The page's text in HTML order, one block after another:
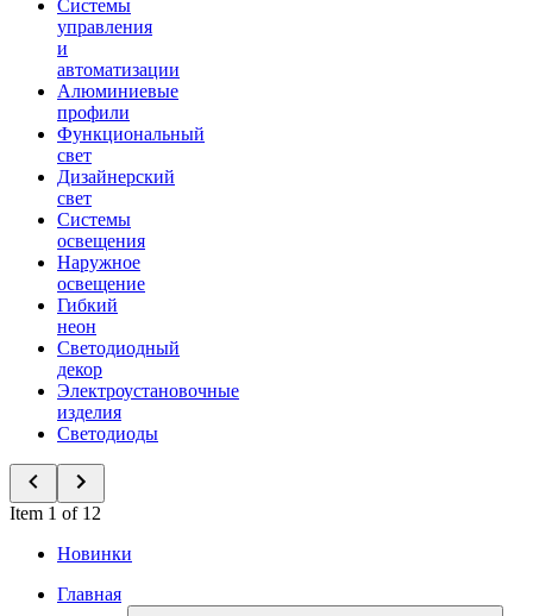
Системы
управления
и
автоматизации
Алюминиевые
профили
Функциональный
свет
Дизайнерский
свет
Системы
освещения
Наружное
освещение
Гибкий
неон
Светодиодный
декор
Электроустановочные
изделия
Светодиоды
Item 1 of 12
Новинки
Главная